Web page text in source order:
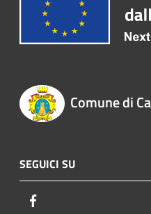
Comune di
SEGUICI SU